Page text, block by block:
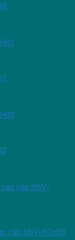
cấp NSV-HTH28